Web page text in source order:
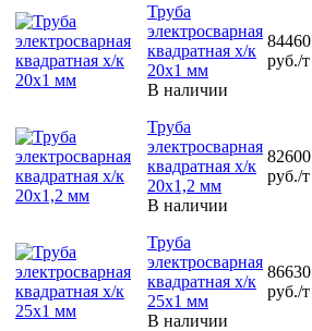
Труба
электросварная
квадратная х/к
20х1 мм
В наличии
84460
руб./т
Труба
электросварная
квадратная х/к
20х1,2 мм
В наличии
82600
руб./т
Труба
электросварная
квадратная х/к
25х1 мм
В наличии
86630
руб./т